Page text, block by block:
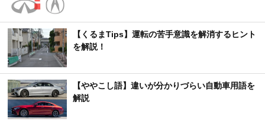
【くるまTips】運転の苦手意識を解消するヒント
を解説！
【ややこし語】違いが分かりづらい自動車用語を
解説